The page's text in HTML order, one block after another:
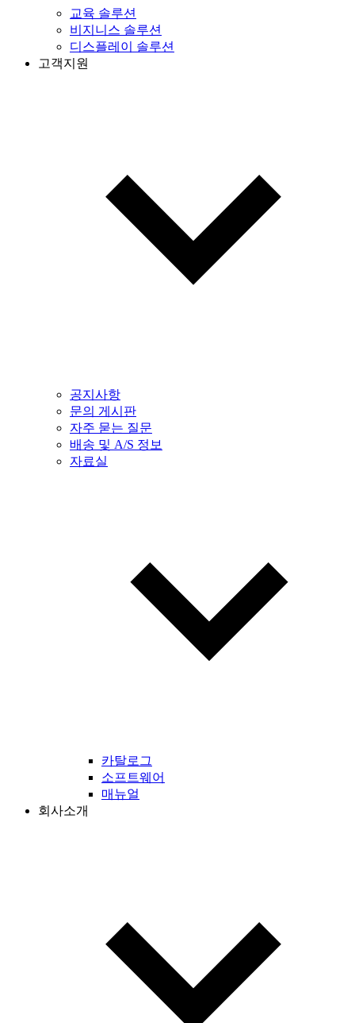
교육 솔루션
비지니스 솔루션
디스플레이 솔루션
고객지원
공지사항
문의 게시판
자주 묻는 질문
배송 및 A/S 정보
자료실
카탈로그
소프트웨어
매뉴얼
회사소개